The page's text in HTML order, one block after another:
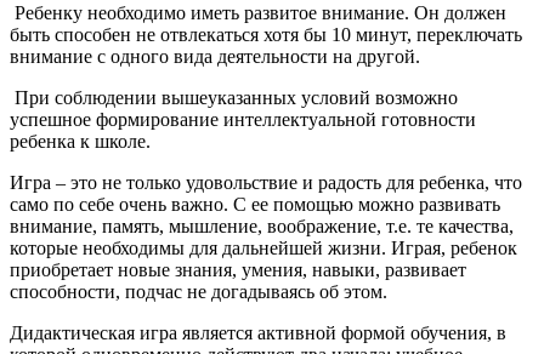
Ребенку необходимо иметь развитое внимание. Он должен
быть способен не отвлекаться хотя бы 10 минут, переключать
внимание с одного вида деятельности на другой.
При соблюдении вышеуказанных условий возможно
успешное формирование интеллектуальной готовности
ребенка к школе.
Игра – это не только удовольствие и радость для ребенка, что
само по себе очень важно. С ее помощью можно развивать
внимание, память, мышление, воображение, т.е. те качества,
которые необходимы для дальнейшей жизни. Играя, ребенок
приобретает новые знания, умения, навыки, развивает
способности, подчас не догадываясь об этом.
Дидактическая игра является активной формой обучения, в